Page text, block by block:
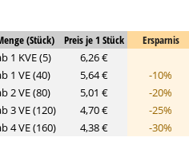
(Stück) Preis je 1 Stück
Ersparnis
1 KVE (5)
6,26 €
1 VE (40)
5,64 €
-10%
2 VE (80)
5,01 €
-20%
3 VE (120)
4,70 €
-25%
4 VE (160)
4,38 € -30%